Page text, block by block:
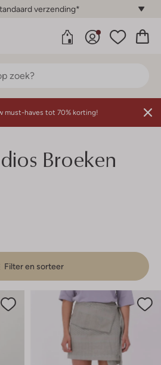
verzending*
must-haves tot 70% korting!
Broeken
Filter en sorteer